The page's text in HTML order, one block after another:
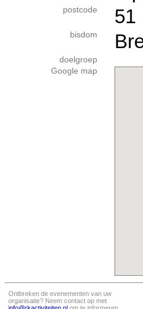
postcode 51
bisdom
doelgroep
Google map
Ontbreken de evenementen van uw
organisatie? Neem contact op met